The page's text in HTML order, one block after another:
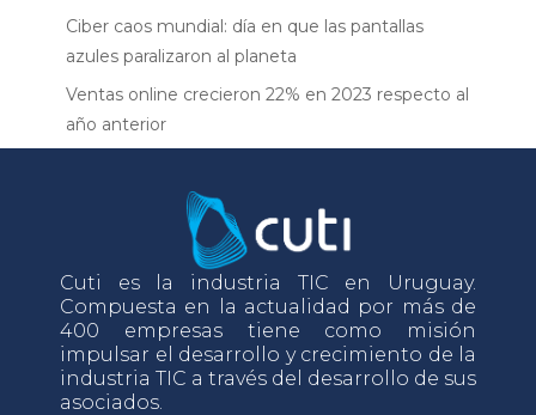
Ciber caos mundial: día en que las pantallas
azules paralizaron al planeta
Ventas online crecieron 22% en 2023 respecto al
año anterior
Cuti es la industria TIC en Uruguay.
Compuesta en la actualidad por más de
400 empresas tiene como misión
impulsar el desarrollo y crecimiento de la
industria TIC a través del desarrollo de sus
asociados.